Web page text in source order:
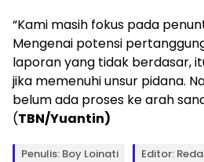
“Kami masih fokus pada
Mengenai potensi
laporan yang tidak berdasar,
jika memenuhi unsur pidana.
belum ada proses ke arah
(TBN/Yuantin)
Penulis: Boy Loinati Editor: